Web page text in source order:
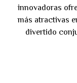
innovadoras
más atractivas
divertido